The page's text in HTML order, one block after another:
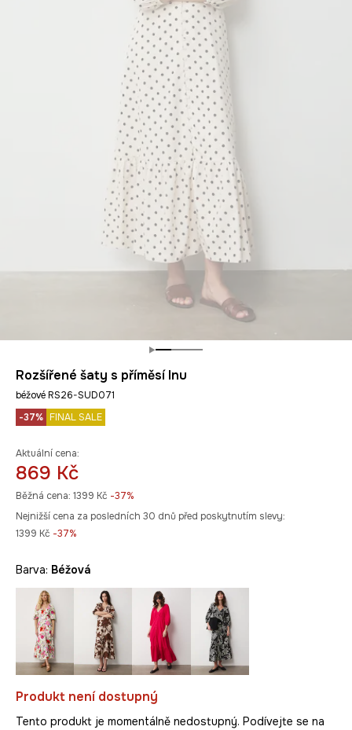
Rozšířené šaty s příměsí lnu
béžové RS26-SUD071
-37% FINAL SALE
Aktuální cena:
869 Kč
Běžná cena: 1399 Kč -37%
Nejnižší cena za posledních 30 dnů před poskytnutím slevy:
1399 Kč -37%
Barva: béžová
Produkt není dostupný
Tento produkt je momentálně nedostupný. Podívejte se na